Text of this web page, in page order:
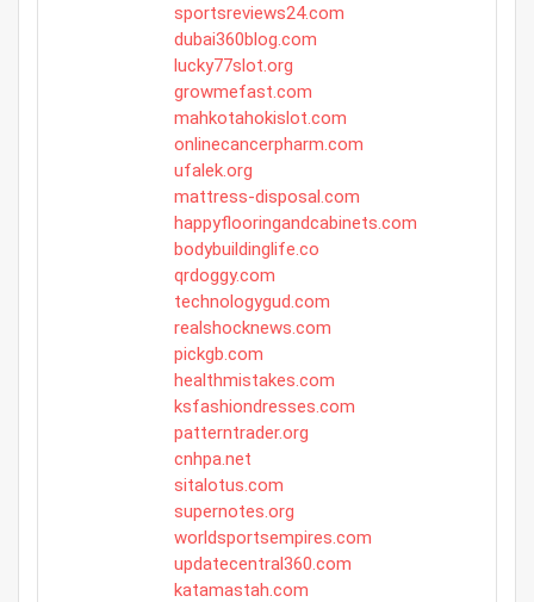
sportsreviews24.com
dubai360blog.com
lucky77slot.org
growmefast.com
mahkotahokislot.com
onlinecancerpharm.com
ufalek.org
mattress-disposal.com
happyflooringandcabinets.com
bodybuildinglife.co
qrdoggy.com
technologygud.com
realshocknews.com
pickgb.com
healthmistakes.com
ksfashiondresses.com
patterntrader.org
cnhpa.net
sitalotus.com
supernotes.org
worldsportsempires.com
updatecentral360.com
katamastah.com